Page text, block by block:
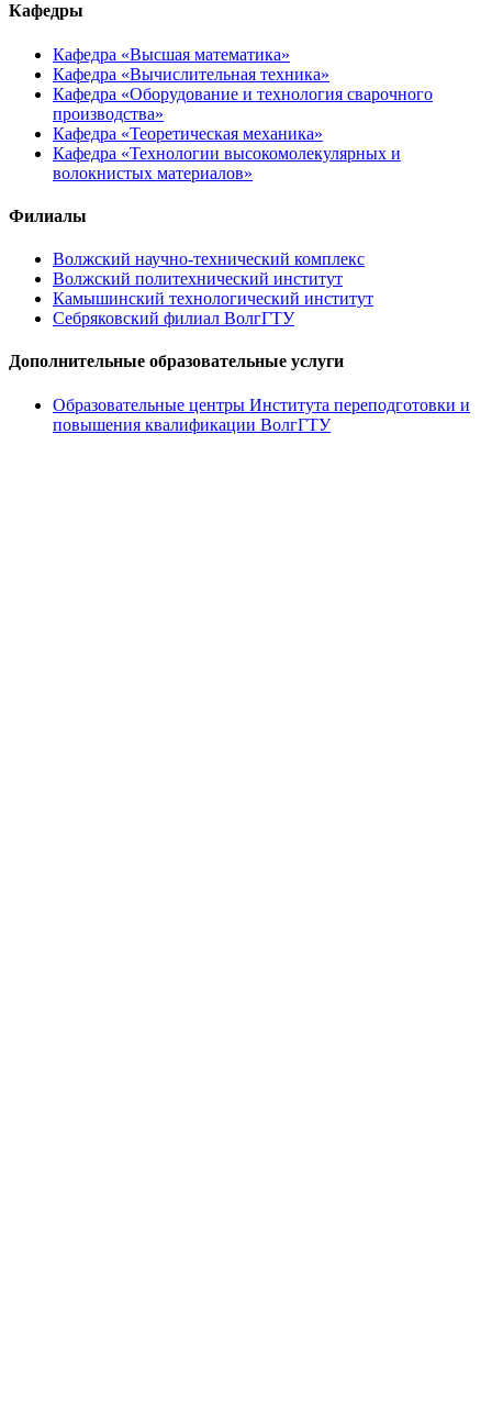
Кафедры
Кафедра «Высшая математика»
Кафедра «Вычислительная техника»
Кафедра «Оборудование и технология сварочного
производства»
Кафедра «Теоретическая механика»
Кафедра «Технологии высокомолекулярных и
волокнистых материалов»
Филиалы
Волжский научно-технический комплекс
Волжский политехнический институт
Камышинский технологический институт
Себряковский филиал ВолгГТУ
Дополнительные образовательные услуги
Образовательные центры Института переподготовки и
повышения квалификации ВолгГТУ